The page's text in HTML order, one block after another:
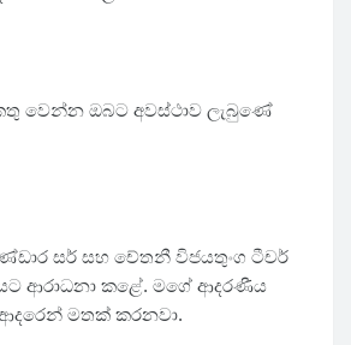
වෙන්න ඔබට අවස්ථාව ලැබුණේ
සර් සහ චේතනී විජයතුංග ටීචර්
ආරාධනා කළේ. මගේ ආදරණීය
මතක් කරනවා.